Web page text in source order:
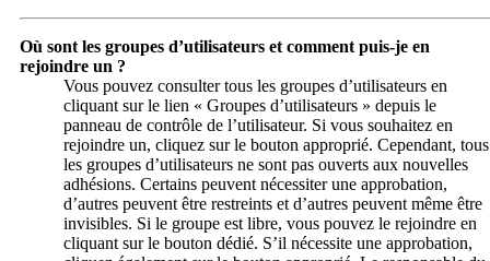
Où sont les groupes d’utilisateurs et comment puis-je en
rejoindre un ?
Vous pouvez consulter tous les groupes d’utilisateurs en
cliquant sur le lien « Groupes d’utilisateurs » depuis le
panneau de contrôle de l’utilisateur. Si vous souhaitez en
rejoindre un, cliquez sur le bouton approprié. Cependant, tous
les groupes d’utilisateurs ne sont pas ouverts aux nouvelles
adhésions. Certains peuvent nécessiter une approbation,
d’autres peuvent être restreints et d’autres peuvent même être
invisibles. Si le groupe est libre, vous pouvez le rejoindre en
cliquant sur le bouton dédié. S’il nécessite une approbation,